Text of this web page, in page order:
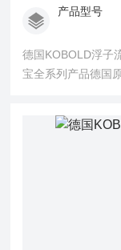
产品型号
德国KOBOLD浮子
宝全系列产品德国